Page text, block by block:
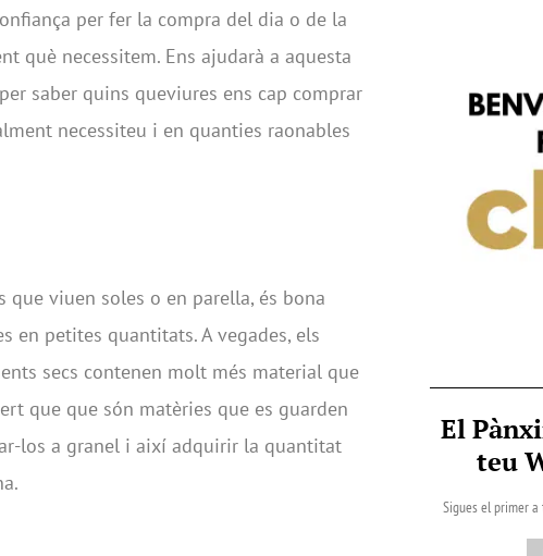
per fer la compra del dia o de la
què necessitem. Ens ajudarà a aquesta
saber quins queviures ens cap comprar
necessiteu i en quanties raonables
que viuen soles o en parella, és bona
en petites quantitats. A vegades, els
secs contenen molt més material que
que que són matèries que es guarden
los a granel i així adquirir la quantitat
El
teu
Sigues el primer